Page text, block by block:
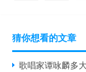
猜你想看的文章
歌唱家谭咏麟多